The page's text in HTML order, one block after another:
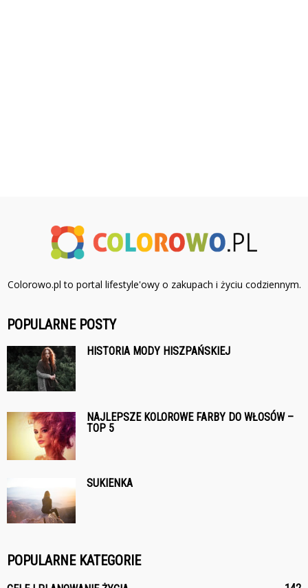
Colorowo.pl to portal lifestyle'owy o zakupach i życiu codziennym.
POPULARNE POSTY
HISTORIA MODY HISZPAŃSKIEJ
NAJLEPSZE KOLOROWE FARBY DO WŁOSÓW –
TOP 5
SUKIENKA
POPULARNE KATEGORIE